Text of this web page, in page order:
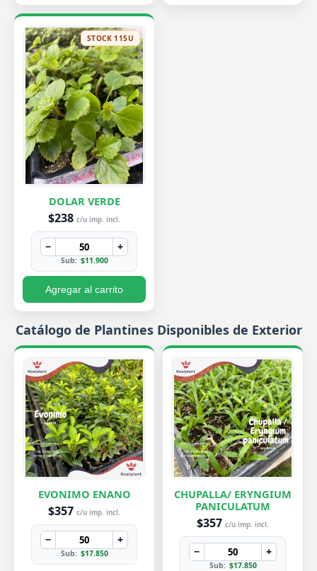
STOCK 115U
DOLAR VERDE
$238 c/u imp. incl.
− +
Sub: $11.900
Agregar al carrito
Catálogo de Plantines Disponibles de Exterior
EVONIMO ENANO
$357 c/u imp. incl.
− +
Sub: $17.850
CHUPALLA/ ERYNGIUM
PANICULATUM
$357 c/u imp. incl.
− +
Sub: $17.850